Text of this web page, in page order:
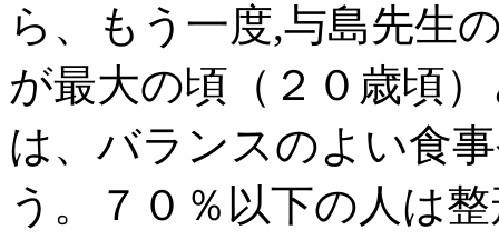
ら、もう一度,与島先生
が最大の頃（２０歳頃
は、バランスのよい食
う。７０％以下の人は